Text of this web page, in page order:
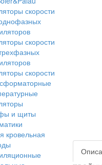
скорости
скорости
скорости
и щиты
кровельная